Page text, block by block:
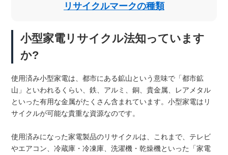
リサイクルマークの種類
小型家電リサイクル法知っています
か?
使用済み小型家電は、都市にある鉱山という意味で「都市鉱
山」といわれるくらい、鉄、アルミ、銅、貴金属、レアメタル
といった有用な金属がたくさん含まれています。小型家電はリ
サイクルが可能な貴重な資源なのです。
使用済みになった家電製品のリサイクルは、これまで、テレビ
やエアコン、冷蔵庫・冷凍庫、洗濯機・乾燥機といった「家電